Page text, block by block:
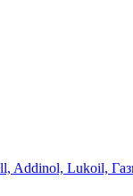
Addinol, Lukoil,